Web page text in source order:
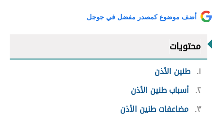
أضف موضوع كمصدر مفضل في جوجل
محتويات
١ طنين الأذن
٢ أسباب طنين الأذن
٣ مضاعفات طنين الأذن